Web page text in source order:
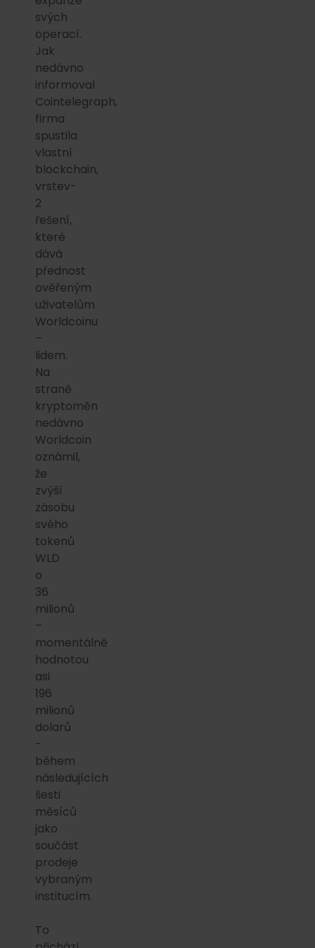
svých
operací.
Jak
nedávno
informoval
Cointelegraph,
firma
spustila
vlastní
blockchain,
vrstev-
2
řešení,
které
dává
přednost
ověřeným
uživatelům
Worldcoinu
–
lidem.
Na
straně
kryptoměn
nedávno
Worldcoin
oznámil,
že
zvýší
zásobu
svého
tokenů
WLD
o
36
milionů
–
momentálně
hodnotou
asi
196
milionů
dolarů
-
během
následujících
šesti
měsíců
jako
součást
prodeje
vybraným
institucím.
To